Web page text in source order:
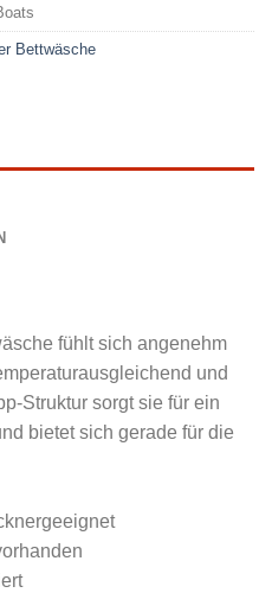
Bettwäsche
fühlt sich angenehm
und
Struktur sorgt sie für ein
bietet sich gerade für die